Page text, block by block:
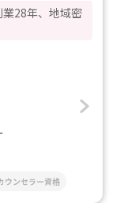
28年、地域密
ウンセラー資格